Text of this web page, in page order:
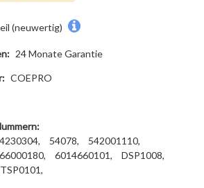
(neuwertig)
24 Monate Garantie
COEPRO
4230304, 54078,
542001110,
6014660101,
DSP1008,
TSP0101,